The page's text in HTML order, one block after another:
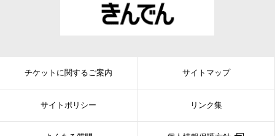
チケットに関するご案内 サイトマップ
サイトポリシー リンク集